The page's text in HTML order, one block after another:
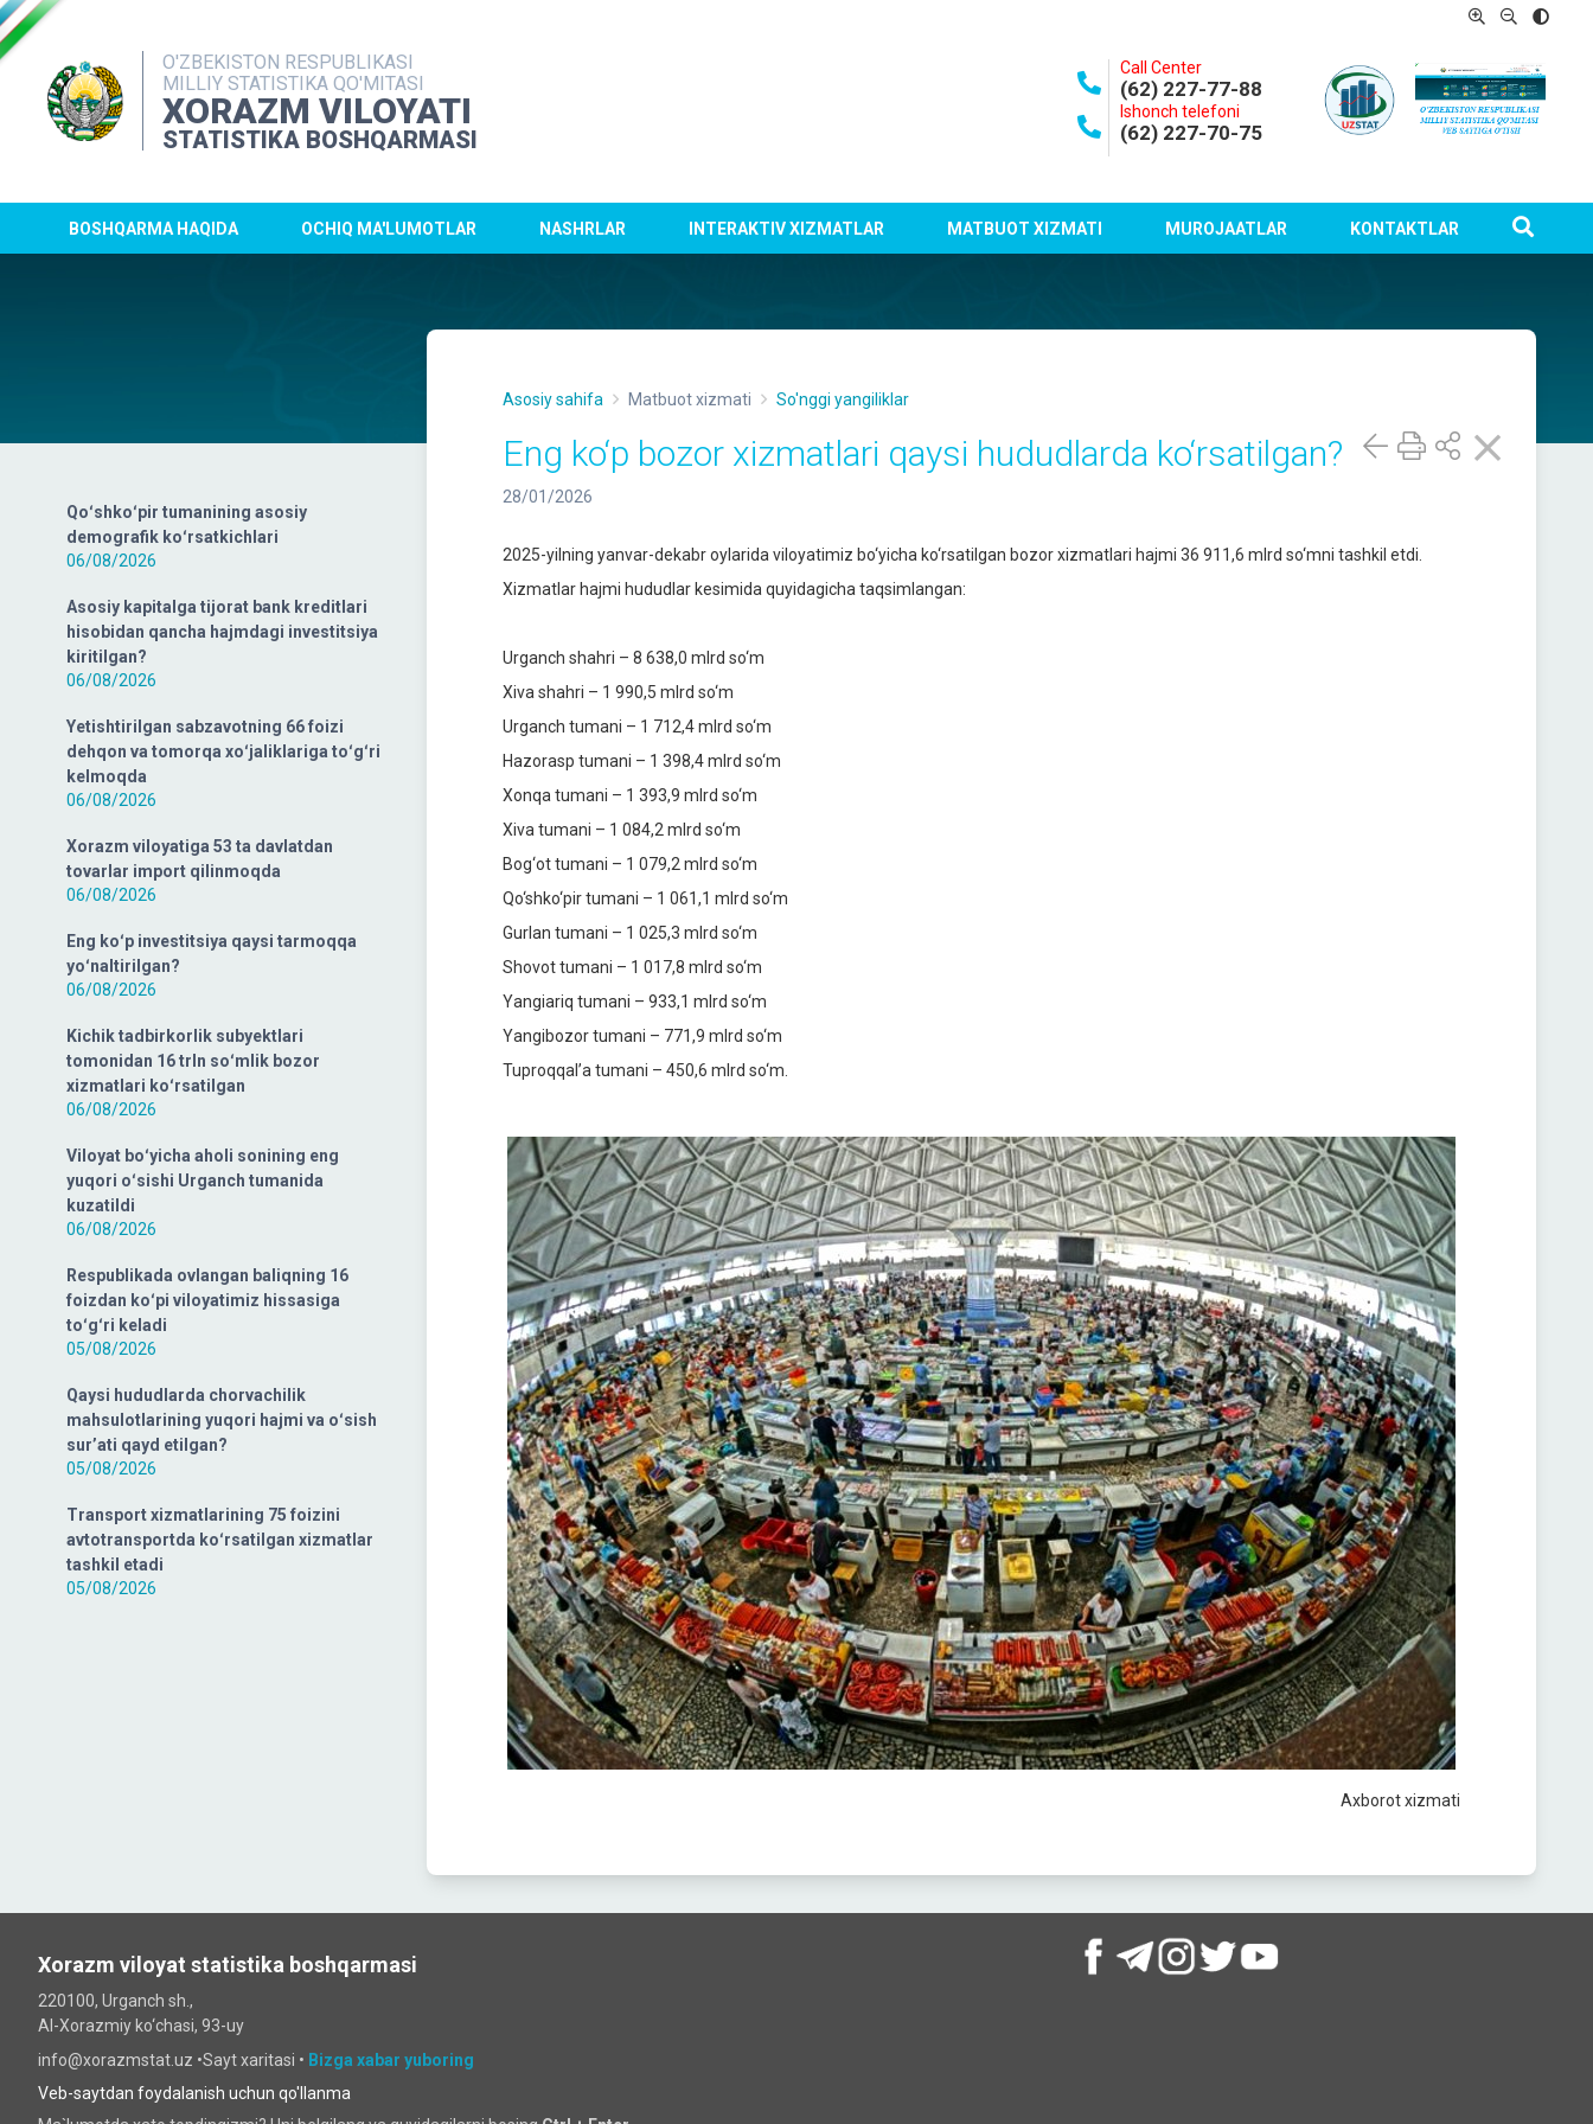
O'ZBEKISTON RESPUBLIKASI
MILLIY STATISTIKA QO'MITASI
XORAZM VILOYATI
STATISTIKA BOSHQARMASI
Call Center
(62) 227-77-88
Ishonch telefoni
(62) 227-70-75
BOSHQARMA HAQIDA OCHIQ MA'LUMOTLAR NASHRLAR INTERAKTIV XIZMATLAR MATBUOT XIZMATI MUROJAATLAR KONTAKTLAR
Qoʻshkoʻpir tumanining asosiy
demografik koʻrsatkichlari
06/08/2026
Asosiy kapitalga tijorat bank kreditlari
hisobidan qancha hajmdagi investitsiya
kiritilgan?
06/08/2026
Yetishtirilgan sabzavotning 66 foizi
dehqon va tomorqa xoʻjaliklariga toʻgʻri
kelmoqda
06/08/2026
Xorazm viloyatiga 53 ta davlatdan
tovarlar import qilinmoqda
06/08/2026
Eng koʻp investitsiya qaysi tarmoqqa
yoʻnaltirilgan?
06/08/2026
Kichik tadbirkorlik subyektlari
tomonidan 16 trln soʻmlik bozor
xizmatlari koʻrsatilgan
06/08/2026
Viloyat boʻyicha aholi sonining eng
yuqori oʻsishi Urganch tumanida
kuzatildi
06/08/2026
Respublikada ovlangan baliqning 16
foizdan koʻpi viloyatimiz hissasiga
toʻgʻri keladi
05/08/2026
Qaysi hududlarda chorvachilik
mahsulotlarining yuqori hajmi va oʻsish
surʼati qayd etilgan?
05/08/2026
Transport xizmatlarining 75 foizini
avtotransportda koʻrsatilgan xizmatlar
tashkil etadi
05/08/2026
Asosiy sahifa Matbuot xizmati So'nggi yangiliklar
Eng ko‘p bozor xizmatlari qaysi hududlarda ko‘rsatilgan?
28/01/2026
2025-yilning yanvar-dekabr oylarida viloyatimiz bo‘yicha ko‘rsatilgan bozor xizmatlari hajmi 36 911,6 mlrd so‘mni tashkil etdi.
Xizmatlar hajmi hududlar kesimida quyidagicha taqsimlangan:
Urganch shahri – 8 638,0 mlrd so‘m
Xiva shahri – 1 990,5 mlrd so‘m
Urganch tumani – 1 712,4 mlrd so‘m
Hazorasp tumani – 1 398,4 mlrd so‘m
Xonqa tumani – 1 393,9 mlrd so‘m
Xiva tumani – 1 084,2 mlrd so‘m
Bog‘ot tumani – 1 079,2 mlrd so‘m
Qo‘shko‘pir tumani – 1 061,1 mlrd so‘m
Gurlan tumani – 1 025,3 mlrd so‘m
Shovot tumani – 1 017,8 mlrd so‘m
Yangiariq tumani – 933,1 mlrd so‘m
Yangibozor tumani – 771,9 mlrd so‘m
Tuproqqal’a tumani – 450,6 mlrd so‘m.
Axborot xizmati
Xorazm viloyat statistika boshqarmasi
220100, Urganch sh.,
Al-Xorazmiy ko‘chаsi, 93-uy
info@xorazmstat.uz •Sayt xaritasi • Bizga xabar yuboring
Veb-saytdan foydalanish uchun qo'llanma